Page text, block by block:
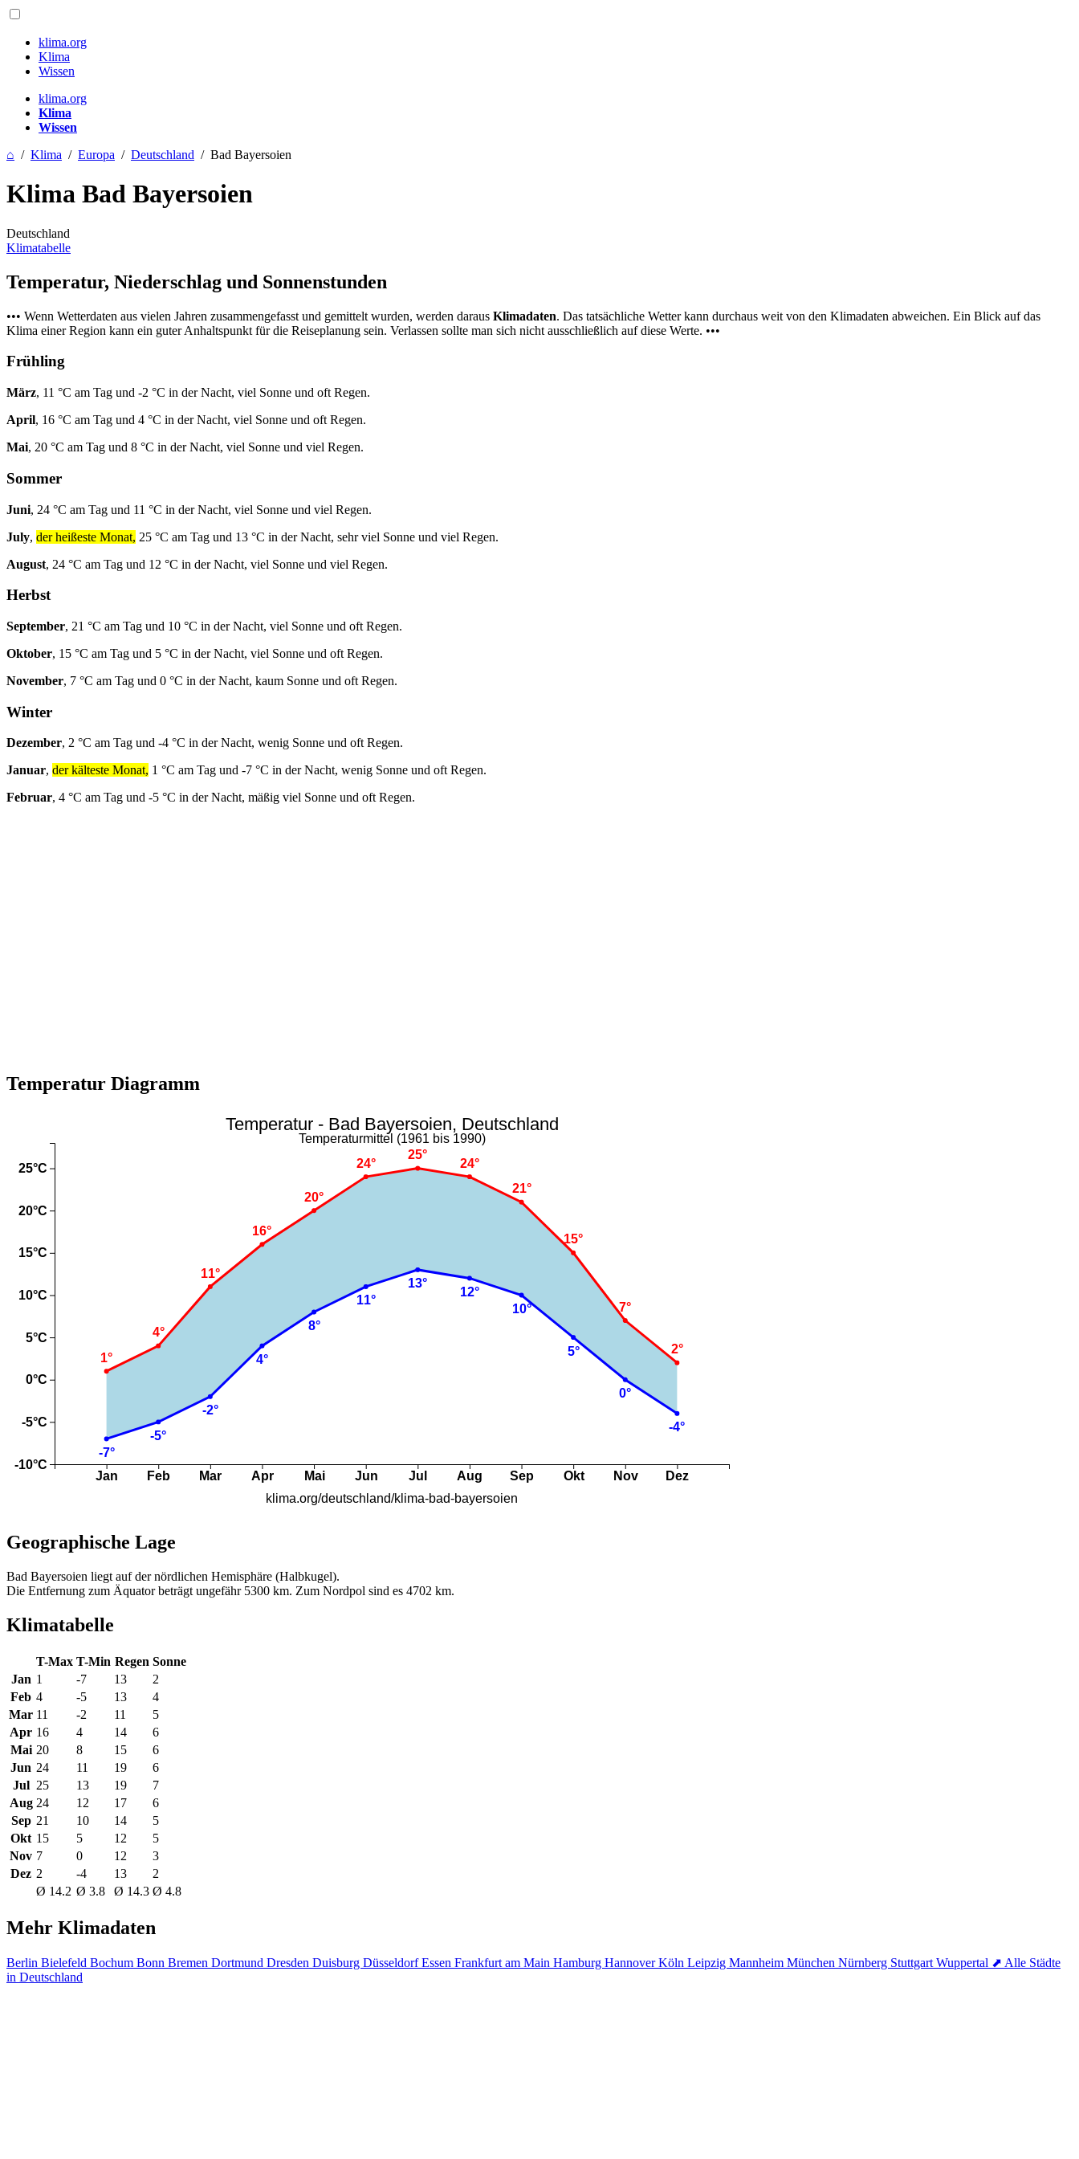
klima.org
Klima
Wissen
klima.org
Klima
Wissen
⌂ / Klima / Europa / Deutschland / Bad Bayersoien
Klima Bad Bayersoien
Deutschland
Klimatabelle
Temperatur, Niederschlag und Sonnenstunden
••• Wenn Wetterdaten aus vielen Jahren zusammengefasst und gemittelt wurden, werden daraus Klimadaten. Das tatsächliche Wetter kann durchaus weit von den Klimadaten abweichen. Ein Blick auf das
Klima einer Region kann ein guter Anhaltspunkt für die Reiseplanung sein. Verlassen sollte man sich nicht ausschließlich auf diese Werte. •••
Frühling
März, 11 °C am Tag und -2 °C in der Nacht, viel Sonne und oft Regen.
April, 16 °C am Tag und 4 °C in der Nacht, viel Sonne und oft Regen.
Mai, 20 °C am Tag und 8 °C in der Nacht, viel Sonne und viel Regen.
Sommer
Juni, 24 °C am Tag und 11 °C in der Nacht, viel Sonne und viel Regen.
July, der heißeste Monat, 25 °C am Tag und 13 °C in der Nacht, sehr viel Sonne und viel Regen.
August, 24 °C am Tag und 12 °C in der Nacht, viel Sonne und viel Regen.
Herbst
September, 21 °C am Tag und 10 °C in der Nacht, viel Sonne und oft Regen.
Oktober, 15 °C am Tag und 5 °C in der Nacht, viel Sonne und oft Regen.
November, 7 °C am Tag und 0 °C in der Nacht, kaum Sonne und oft Regen.
Winter
Dezember, 2 °C am Tag und -4 °C in der Nacht, wenig Sonne und oft Regen.
Januar, der kälteste Monat, 1 °C am Tag und -7 °C in der Nacht, wenig Sonne und oft Regen.
Februar, 4 °C am Tag und -5 °C in der Nacht, mäßig viel Sonne und oft Regen.
Temperatur Diagramm
Geographische Lage
Bad Bayersoien liegt auf der nördlichen Hemisphäre (Halbkugel).
Die Entfernung zum Äquator beträgt ungefähr 5300 km. Zum Nordpol sind es 4702 km.
Klimatabelle
T-Max T-Min Regen Sonne
Jan 1 -7 13
2
Feb 4 -5 13
4
Mar 11 -2 11
5
Apr 16 4 14
6
Mai 20 8 15
6
Jun 24 11 19
6
Jul 25 13 19
7
Aug 24 12 17
6
Sep 21 10 14
5
Okt 15 5 12
5
Nov 7 0 12
3
Dez 2 -4 13
2
Ø 14.2 Ø 3.8 Ø 14.3 Ø 4.8
Mehr Klimadaten
Berlin Bielefeld Bochum Bonn Bremen Dortmund Dresden Duisburg DüsseldorfEssen Frankfurt am Main Hamburg HannoverKöln Leipzig Mannheim München Nürnberg Stuttgart Wuppertal ⬈ Alle Städte
in Deutschland